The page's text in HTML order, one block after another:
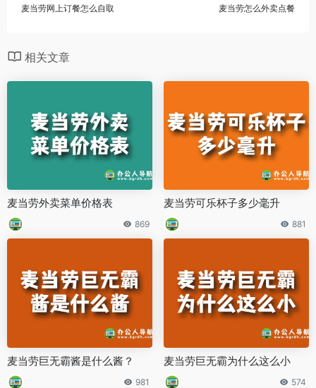
麦当劳网上订餐怎么自取 麦当劳怎么外卖点餐
相关文章
麦当劳外卖菜单价格表
869
麦当劳可乐杯子多少毫升
881
麦当劳巨无霸酱是什么酱？
981
麦当劳巨无霸为什么这么小
574